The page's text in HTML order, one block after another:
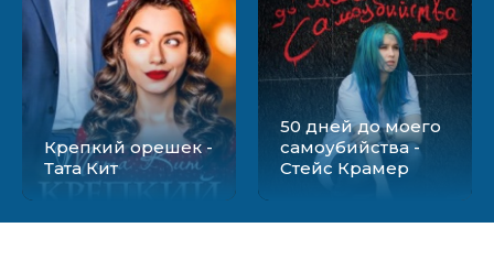
Крепкий орешек -
Тата Кит
50 дней до моего
самоубийства -
Стейс Крамер